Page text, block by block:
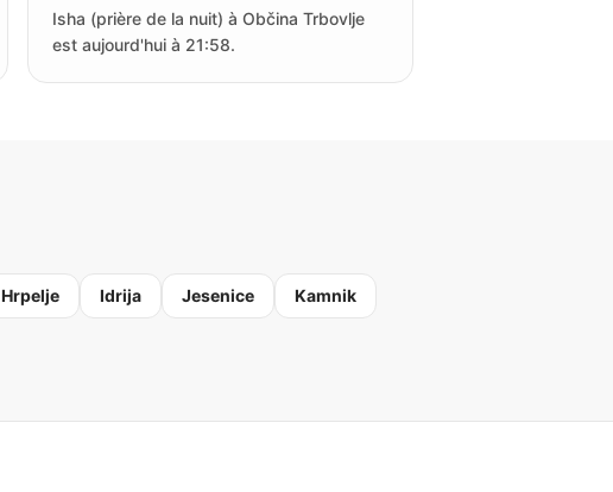
Isha (prière de la nuit) à Občina Trbovlje
est aujourd'hui à 21:58.
Hrpelje Idrija Jesenice Kamnik